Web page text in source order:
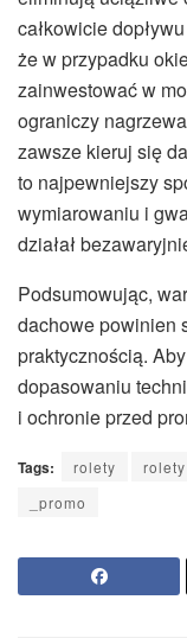
całkowicie
że w przypadku
zainwestować w
ograniczy
zawsze kieruj się
to najpewniejszy
wymiarowaniu i
działał
Podsumowując,
dachowe powinien
praktycznością.
dopasowaniu
i ochronie przed
Tags: rolety
_promo